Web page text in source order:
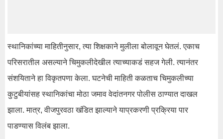
स्थानिकांच्या माहितीनुसार, त्या शिक्षकाने मुलीला बोलावून घेतलं. एकाच
परिसरातील असल्याने चिमुकलीदेखील त्याच्याकडं सहज गेली. त्यानंतर
संशयिताने हा विकृतपणा केला. घटनेची माहिती कळताच चिमुकलीच्या
कुटुबीयांसह स्थानिकांचा मोठा जमाव वेदांतनगर पोलीस ठाण्यात दाखल
झाला. मात्र, वीजपुरवठा खंडित झाल्याने याप्रकरणी प्रक्रिया पार
पाडण्यास विलंब झाला.